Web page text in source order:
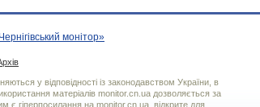
монітор»
у відповідності із законодавством України, в
матерiалiв monitor.cn.ua дозволяється за
є гiперпосилання на monitor.cn.ua, відкрите для